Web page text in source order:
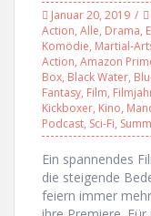
Januar 20, 2019
Action, Alle, Drama,
Komödie, Martial-
Action, Amazon
Box, Black Water,
Fantasy, Film,
Kickboxer, Kino,
Podcast, Sci-Fi,
Ein spannendes
die steigende
feiern immer